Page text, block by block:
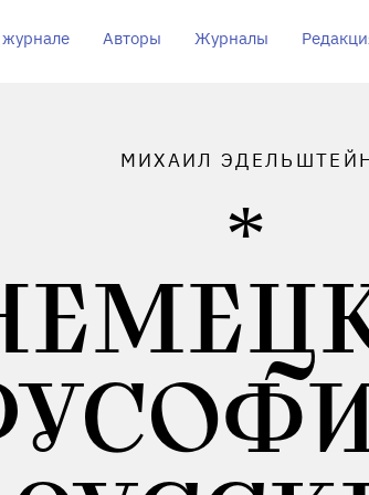
Авторы Журналы
МИХАИЛ